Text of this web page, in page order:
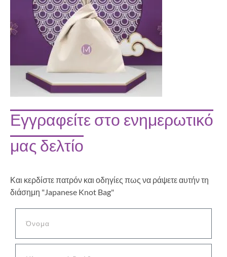
Εγγραφείτε στο ενημερωτικό
μας δελτίο
Και κερδίστε πατρόν και οδηγίες πως να ράψετε αυτήν τη
διάσημη "Japanese Knot Bag"